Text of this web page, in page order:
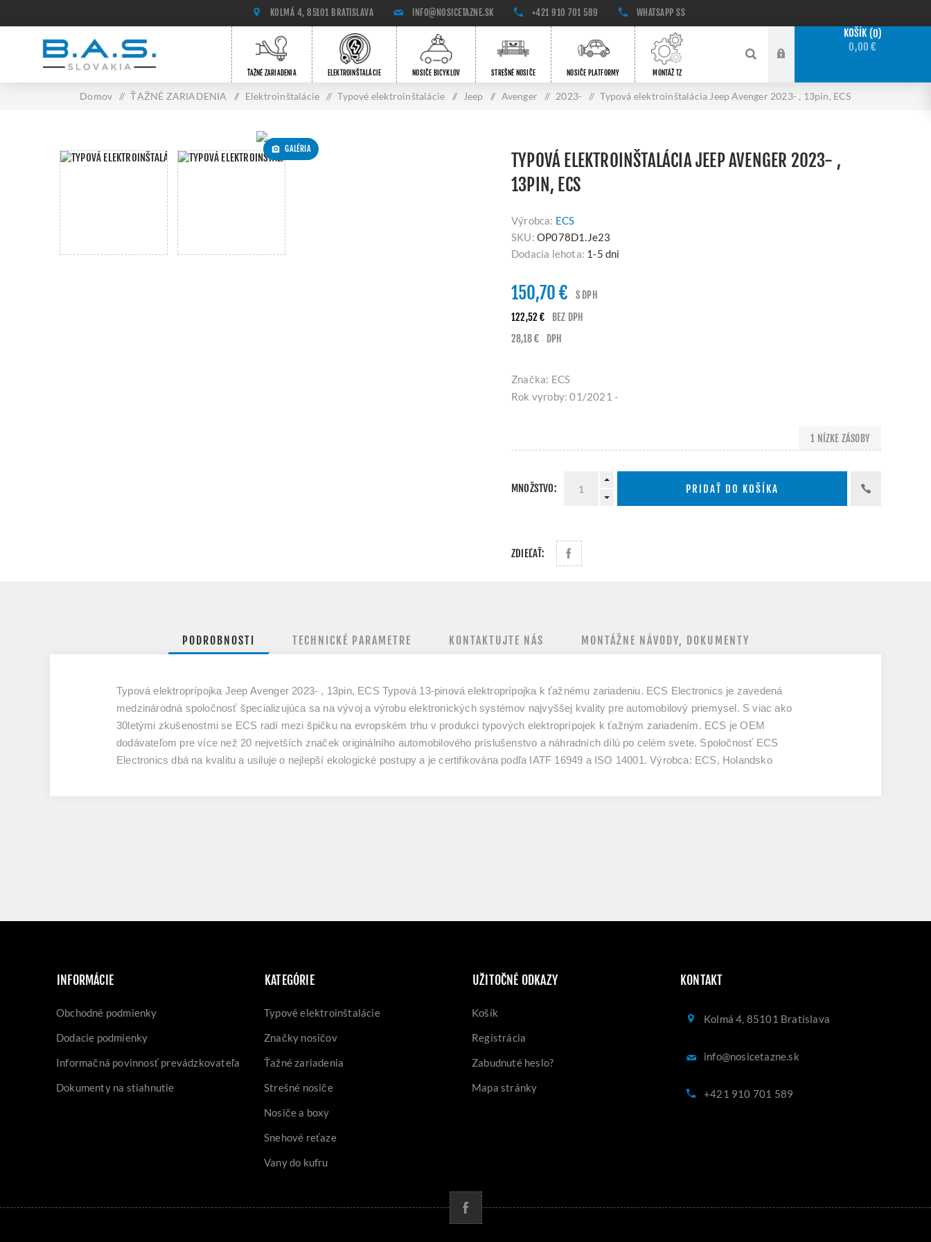
KOLMÁ 4, 85101 BRATISLAVA INFO@NOSICETAZNE.SK +421 910 701 589 WHATSAPP SS
ŤAŽNÉ ZARIADENIA ELEKTROINŠTALÁCIE NOSIČE BICYKLOV STREŠNÉ NOSIČE NOSIČE PLATFORMY MONTÁŽ TZ
KOŠÍK 0
0,00 €
Domov / ŤAŽNÉ ZARIADENIA / Elektroinštalácie / Typové elektroinštalácie / Jeep / Avenger / 2023- / Typová elektroinštalácia Jeep Avenger 2023- , 13pin, ECS
GALÉRIA
TYPOVÁ ELEKTROINŠTALÁCIA JEEP AVENGER 2023- ,
13PIN, ECS
Výrobca: ECS
SKU: OP078D1.Je23
Dodacia lehota: 1-5 dni
150,70 €
S DPH
122,52 €
BEZ DPH
28,18 €
DPH
Značka: ECS
Rok vyroby: 01/2021 -
1 NÍZKE ZÁSOBY
MNOŽSTVO: PRIDAŤ DO KOŠÍKA
ZDIEĽAŤ:
PODROBNOSTI TECHNICKÉ PARAMETRE KONTAKTUJTE NÁS MONTÁŽNE NÁVODY, DOKUMENTY
Typová elektroprípojka Jeep Avenger 2023- , 13pin, ECS Typová 13-pinová elektroprípojka k ťažnému zariadeniu. ECS Electronics je zavedená
medzinárodná spoločnosť špecializujúca sa na vývoj a výrobu elektronických systémov najvyššej kvality pre automobilový priemysel. S viac ako
30letými zkušenostmi se ECS radí mezi špičku na evropském trhu v produkci typových elektroprípojek k ťažným zariadením. ECS je OEM
dodávateľom pre více než 20 nejvetších značek originálního automobilového príslušenstvo a náhradních dílú po celém svete. Spoločnosť ECS
Electronics dbá na kvalitu a usiluje o nejlepší ekologické postupy a je certifikována podľa IATF 16949 a ISO 14001. Výrobca: ECS, Holandsko
INFORMÁCIE
Obchodné podmienky
Dodacie podmienky
Informačná povinnosť prevádzkovateľa
Dokumenty na stiahnutie
KATEGÓRIE
Typové elektroinštalácie
Značky nosičov
Ťažné zariadenia
Strešné nosiče
Nosiče a boxy
Snehové reťaze
Vany do kufru
UŽITOČNÉ ODKAZY
Košík
Registrácia
Zabudnuté heslo?
Mapa stránky
KONTAKT
Kolmá 4, 85101 Bratislava
info@nosicetazne.sk
+421 910 701 589